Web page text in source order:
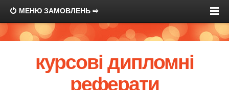
МЕНЮ ЗАМОВЛЕНЬ ⇨
курсові дипломні
реферати